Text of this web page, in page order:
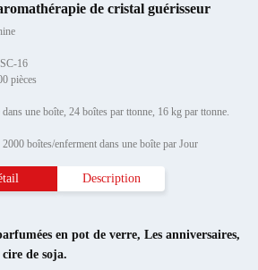
de cristal guérisseur
16
pièces
une boîte, 24 boîtes par ttonne, 16 kg par ttonne.
boîtes/enferment dans une boîte par Jour
Description
en pot de verre, Les anniversaires,
de soja.